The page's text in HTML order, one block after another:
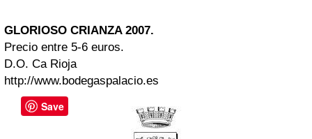
GLORIOSO CRIANZA 2007.
Precio entre 5-6 euros.
D.O. Ca Rioja
http://www.bodegaspalacio.es
Save